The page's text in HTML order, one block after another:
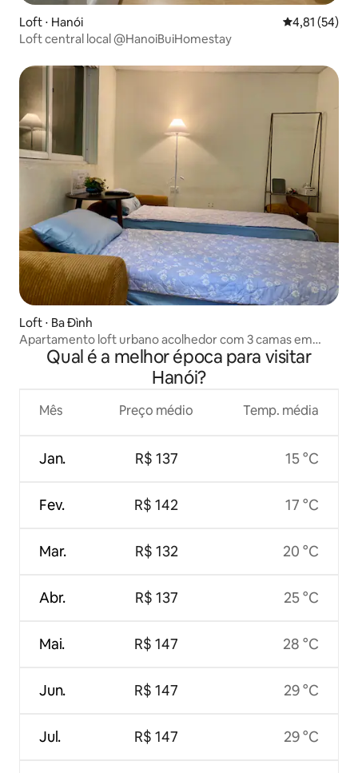
Loft ⋅ Hanói 4,81 de uma
4,81 (54)
Loft central local @HanoiBuiHomestay
Loft ⋅ Ba Đình
Apartamento loft urbano acolhedor com 3 camas em
localização central
Qual é a melhor época para visitar
Hanói?
Mês
Jan.
Fev.
Mar.
Abr.
Mai.
Jun.
Jul.
Preço médio
R$ 137
R$ 142
R$ 132
R$ 137
R$ 147
R$ 147
R$ 147
Temp. média
15 °C
17 °C
20 °C
25 °C
28 °C
29 °C
29 °C